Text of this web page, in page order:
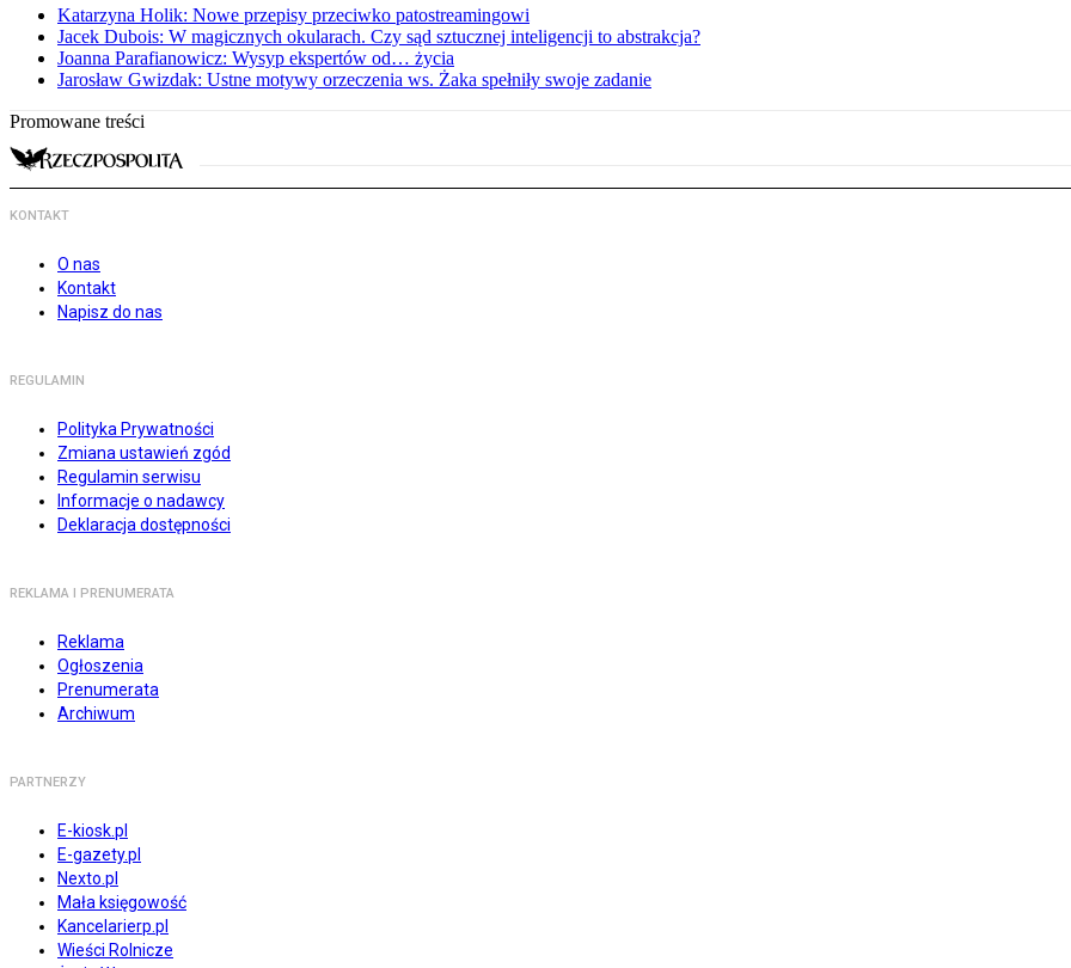
Katarzyna Holik: Nowe przepisy przeciwko patostreamingowi
Jacek Dubois: W magicznych okularach. Czy sąd sztucznej inteligencji to abstrakcja?
Joanna Parafianowicz: Wysyp ekspertów od… życia
Jarosław Gwizdak: Ustne motywy orzeczenia ws. Żaka spełniły swoje zadanie
Promowane treści
KONTAKT
O nas
Kontakt
Napisz do nas
REGULAMIN
Polityka Prywatności
Zmiana ustawień zgód
Regulamin serwisu
Informacje o nadawcy
Deklaracja dostępności
REKLAMA I PRENUMERATA
Reklama
Ogłoszenia
Prenumerata
Archiwum
PARTNERZY
E-kiosk.pl
E-gazety.pl
Nexto.pl
Mała księgowość
Kancelarierp.pl
Wieści Rolnicze